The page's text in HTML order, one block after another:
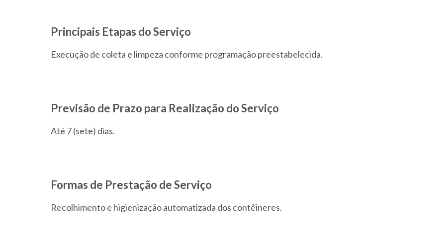
Principais Etapas do Serviço
Execução de coleta e limpeza conforme programação preestabelecida.
Previsão de Prazo para Realização do Serviço
Até 7 (sete) dias.
Formas de Prestação de Serviço
Recolhimento e higienização automatizada dos contêineres.